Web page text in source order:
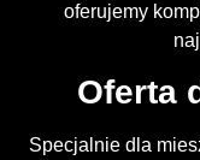
oferujemy
Oferta
Specjalnie dla